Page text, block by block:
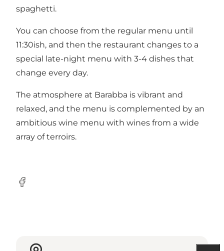
spaghetti.
You can choose from the regular menu until
11:30ish, and then the restaurant changes to a
special late-night menu with 3-4 dishes that
change every day.
The atmosphere at Barabba is vibrant and
relaxed, and the menu is complemented by an
ambitious wine menu with wines from a wide
array of terroirs.
Facebook